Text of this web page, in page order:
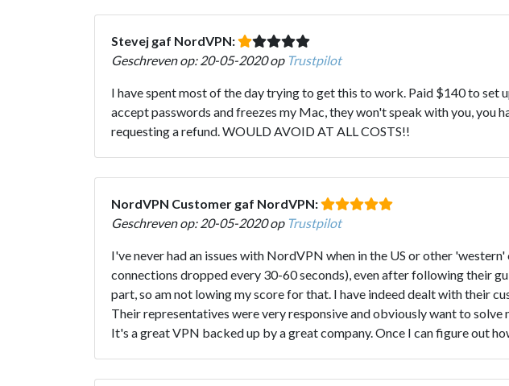
Stevej gaf NordVPN:
Geschreven op: 20-05-2020 op Trustpilot
I have spent most of the day trying to get this to work. Paid $140 to
accept passwords and freezes my Mac, they won't speak with you, you
requesting a refund. WOULD AVOID AT ALL COSTS!!
NordVPN Customer gaf NordVPN:
Geschreven op: 20-05-2020 op Trustpilot
I've never had an issues with NordVPN when in the US or other
connections dropped every 30-60 seconds), even after following their
part, so am not lowing my score for that. I have indeed dealt with their
Their representatives were very responsive and obviously want to
It's a great VPN backed up by a great company. Once I can figure out